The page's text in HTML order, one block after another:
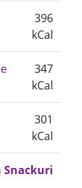
396
kCal
347
kCal
301
kCal
Snackuri